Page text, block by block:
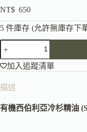
NT$ 650
5 件庫存 (允許無庫存下
加入追蹤清單
描述
有機西伯利亞冷杉精油